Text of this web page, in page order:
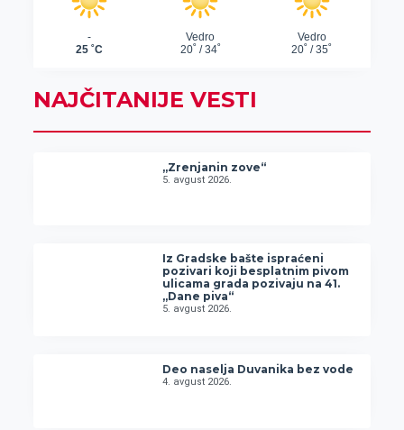
NAJČITANIJE VESTI
„Zrenjanin zove“
5. avgust 2026.
Iz Gradske bašte ispraćeni
pozivari koji besplatnim pivom
ulicama grada pozivaju na 41.
„Dane piva“
5. avgust 2026.
Deo naselja Duvanika bez vode
4. avgust 2026.